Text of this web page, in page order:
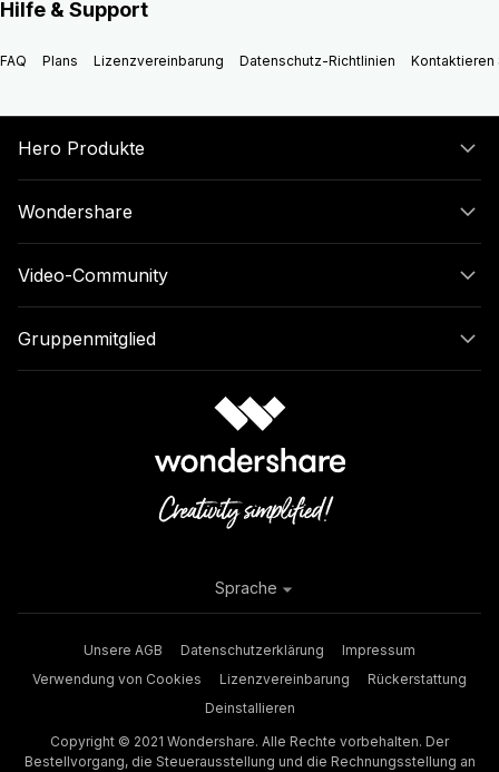
Hilfe & Support
FAQ Plans Lizenzvereinbarung Datenschutz-Richtlinien Kontaktieren
Hero Produkte
Wondershare
Video-Community
Gruppenmitglied
Unsere AGB Datenschutzerklärung
Impressum
Verwendung von Cookies
Lizenzvereinbarung
Rückerstattung
Deinstallieren
Copyright © 2021 Wondershare. Alle Rechte vorbehalten. Der
Bestellvorgang, die Steuerausstellung und die Rechnungsstellung an
Sprache